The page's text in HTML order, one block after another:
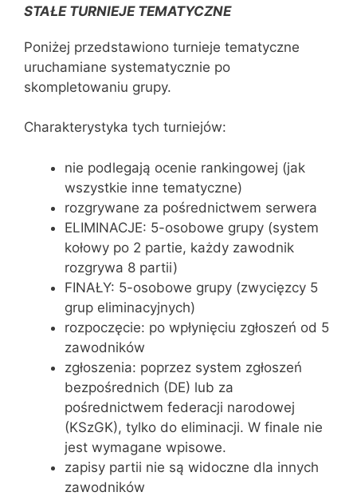
STAŁE TURNIEJE TEMATYCZNE
Poniżej przedstawiono turnieje tematyczne
uruchamiane systematycznie po
skompletowaniu grupy.
Charakterystyka tych turniejów:
nie podlegają ocenie rankingowej (jak
wszystkie inne tematyczne)
rozgrywane za pośrednictwem serwera
ELIMINACJE: 5-osobowe grupy (system
kołowy po 2 partie, każdy zawodnik
rozgrywa 8 partii)
FINAŁY: 5-osobowe grupy (zwycięzcy 5
grup eliminacyjnych)
rozpoczęcie: po wpłynięciu zgłoszeń od 5
zawodników
zgłoszenia: poprzez system zgłoszeń
bezpośrednich (DE) lub za
pośrednictwem federacji narodowej
(KSzGK), tylko do eliminacji. W finale nie
jest wymagane wpisowe.
zapisy partii nie są widoczne dla innych
zawodników